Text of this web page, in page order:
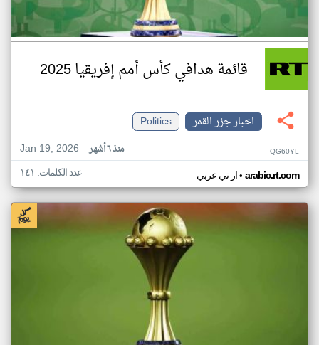
قائمة هدافي كأس أمم إفريقيا 2025
اخبار جزر القمر
Politics
Jan 19, 2026
منذ ٦ أشهر QG60YL
ار تي عربي• arabic.rt.com عدد الكلمات: ١٤١